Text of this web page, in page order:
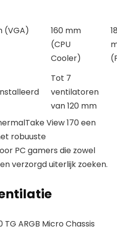
(VGA)
160 mm
(CPU
Cooler)
Tot 7
ventilatoren
van 120 mm
View 170 een
robuuste
PC gamers die zowel
verzorgd uiterlijk zoeken.
ARGB Micro Chassis